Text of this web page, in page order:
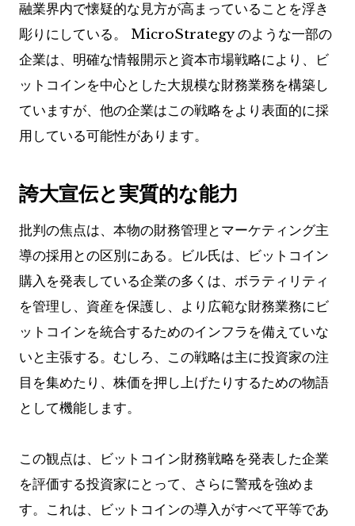
融業界内で懐疑的な見方が高まっていることを浮き
彫りにしている。 MicroStrategy のような一部の
企業は、明確な情報開示と資本市場戦略により、ビ
ットコインを中心とした大規模な財務業務を構築し
ていますが、他の企業はこの戦略をより表面的に採
用している可能性があります。
誇大宣伝と実質的な能力
批判の焦点は、本物の財務管理とマーケティング主
導の採用との区別にある。ビル氏は、ビットコイン
購入を発表している企業の多くは、ボラティリティ
を管理し、資産を保護し、より広範な財務業務にビ
ットコインを統合するためのインフラを備えていな
いと主張する。むしろ、この戦略は主に投資家の注
目を集めたり、株価を押し上げたりするための物語
として機能します。
この観点は、ビットコイン財務戦略を発表した企業
を評価する投資家にとって、さらに警戒を強めま
す。これは、ビットコインの導入がすべて平等であ